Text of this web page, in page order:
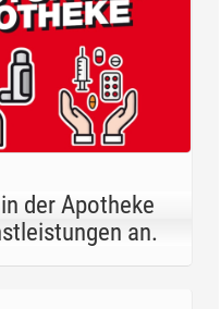
der Apotheke
an.